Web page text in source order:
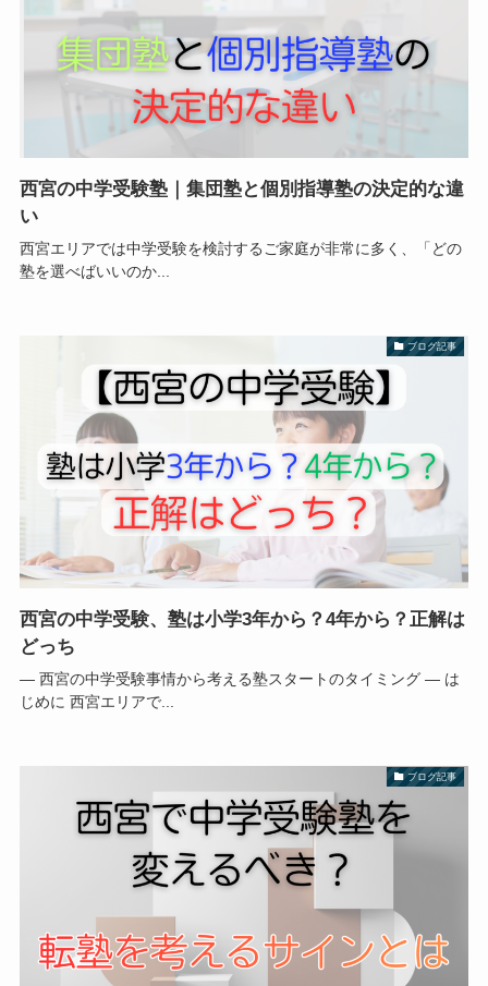
西宮の中学受験塾｜集団塾と個別指導塾の決定的な違
い
西宮エリアでは中学受験を検討するご家庭が非常に多く、「どの
塾を選べばいいのか...
ブログ記事
西宮の中学受験、塾は小学3年から？4年から？正解は
どっち
― 西宮の中学受験事情から考える塾スタートのタイミング ― は
じめに 西宮エリアで...
ブログ記事